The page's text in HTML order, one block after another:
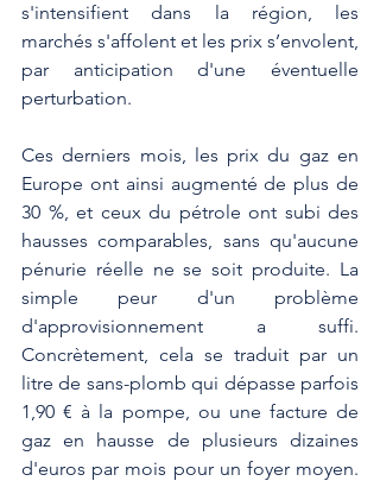
s'intensifient dans la région, les
marchés s'affolent et les prix s’envolent,
par anticipation d'une éventuelle
perturbation.
Ces derniers mois, les prix du gaz en
Europe ont ainsi augmenté de plus de
30 %, et ceux du pétrole ont subi des
hausses comparables, sans qu'aucune
pénurie réelle ne se soit produite. La
simple peur d'un problème
d'approvisionnement a suffi.
Concrètement, cela se traduit par un
litre de sans-plomb qui dépasse parfois
1,90 € à la pompe, ou une facture de
gaz en hausse de plusieurs dizaines
d'euros par mois pour un foyer moyen.